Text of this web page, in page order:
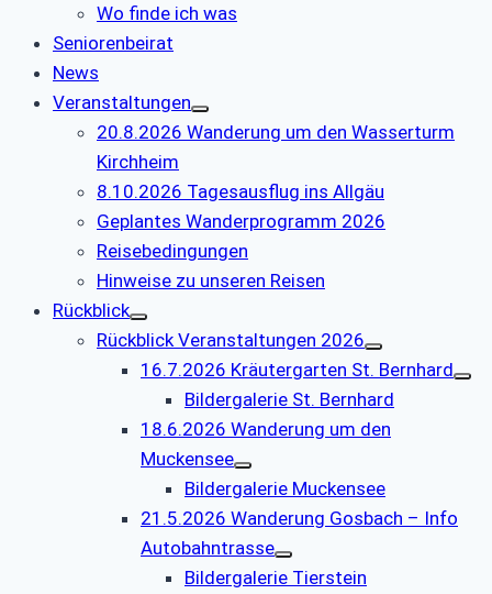
Wo finde ich was
Seniorenbeirat
News
Veranstaltungen
20.8.2026 Wanderung um den Wasserturm
Kirchheim
8.10.2026 Tagesausflug ins Allgäu
Geplantes Wanderprogramm 2026
Reisebedingungen
Hinweise zu unseren Reisen
Rückblick
Rückblick Veranstaltungen 2026
16.7.2026 Kräutergarten St. Bernhard
Bildergalerie St. Bernhard
18.6.2026 Wanderung um den
Muckensee
Bildergalerie Muckensee
21.5.2026 Wanderung Gosbach – Info
Autobahntrasse
Bildergalerie Tierstein